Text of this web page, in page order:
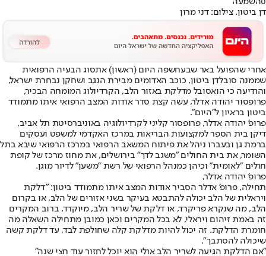
דן ביטון. צילום: דני מרון
אחרי שהפועל באר שבעחשפה היום (ראשון) אתסוג הבעיה הרפואית
שממנה סובלדן ביטון, כוכב האדומים מבירת הנגב ושחקן נבחרת ישראל,
והודיעה כי הואסובל מדלקת באזור הלב, הקרדיולוג המומחה הבכיר,
פרופסור יהודה אדלר, עשה קצת סדר אודות המצב הרפואי איתו מתמודד
ביטון בראיון ל"היום".
פרופ' יהודה אדלר, פרופסור קליני לקרדיולוגיה באוניברסיטת תל אביב,
דיקן בית הספר למקצועות הבריאות במרכז האקדמי למשפט ועסקים
ברמת גן ובעברו ניהל את פיתוח המשאב הרפואי במרכז הרפואי שיבא בתל
השומר, את בית החולים "משגב לדך" בירושלים, את מחוז מרכז של קופת
חולים "לאומית" וכיהן כמנהל הרפואי של רשת "משען" לדיור מוגן.
פרופ' יהודה אדלר,
תחילה, פרופ' אדלר הסביר אודות המצב איתו מתמודד ביטון: "דלקת
ויראלית של הלב יכולה להתבטא בעיקר בשני אזורים של הלב, או בקרום
הלב, מה שנקרא פריקרד, או דלקת של שריר הלב, מיוקרד. ברוב המקרים
זה באמת זיהום ויראלי, לא בכל המקרים וכאן כמובן מתחילה השאלה מה
חומרת הדלקת. זה יכול להיות מדלקת קלה שחולפת לבד, עד דלקת קשה
שיכולה להסתבך".
"אם הדלקת הגיעה לשריר הלב אולי הוא יוכל לחזור עוד חצי שנה"